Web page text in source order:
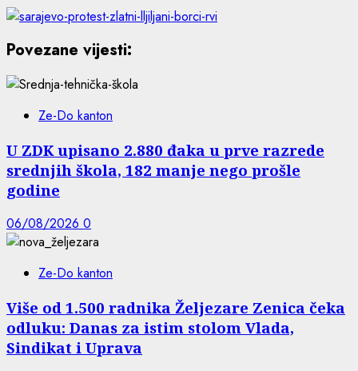
Povezane vijesti:
Ze-Do kanton
U ZDK upisano 2.880 đaka u prve razrede
srednjih škola, 182 manje nego prošle
godine
06/08/2026 0
Ze-Do kanton
Više od 1.500 radnika Željezare Zenica čeka
odluku: Danas za istim stolom Vlada,
Sindikat i Uprava